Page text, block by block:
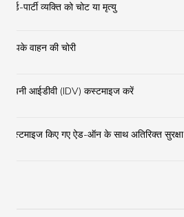
थर्ड-पार्टी व्यक्ति को चोट या मृत्यु
आपके वाहन की चोरी
अपनी आईडीवी (IDV) कस्टमाइज करें
कस्टमाइज किए गए ऐड-ऑन के साथ अतिरिक्त सुरक्षा